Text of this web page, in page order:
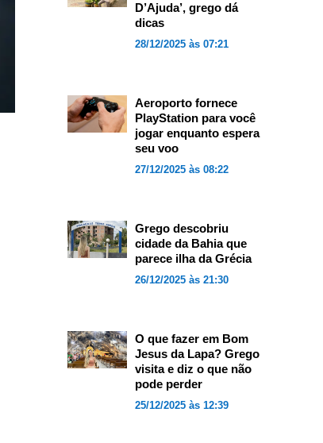
D’Ajuda’, grego dá
dicas
28/12/2025 às 07:21
Aeroporto fornece
PlayStation para você
jogar enquanto espera
seu voo
27/12/2025 às 08:22
Grego descobriu
cidade da Bahia que
parece ilha da Grécia
26/12/2025 às 21:30
O que fazer em Bom
Jesus da Lapa? Grego
visita e diz o que não
pode perder
25/12/2025 às 12:39